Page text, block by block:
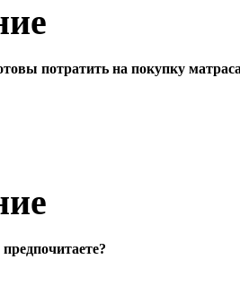
потратить на покупку